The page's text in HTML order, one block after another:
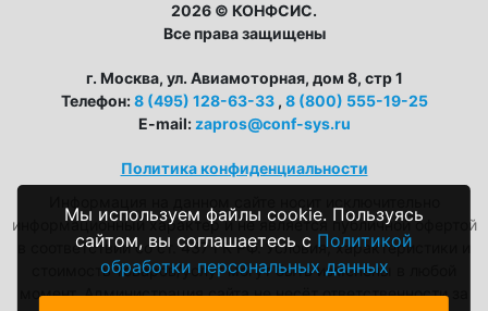
2026 © КОНФСИС.
Все права защищены
г. Москва, ул. Авиамоторная, дом 8, стр 1
Телефон:8 (495) 128-63-33 , 8 (800) 555-19-25
E-mail: zapros@conf-sys.ru
Политика конфиденциальности
информационный характер и не является публичной офертой
в соответствии со ст. 437 ГК РФ. Условия, характеристики и
стоимость товаров/услуг могут быть изменены в любой
момент. Администрация сайта не несёт ответственности за
Мы используем файлы cookie. Пользуясь
сайтом, вы соглашаетесь с Политикой
обработки персональных данных